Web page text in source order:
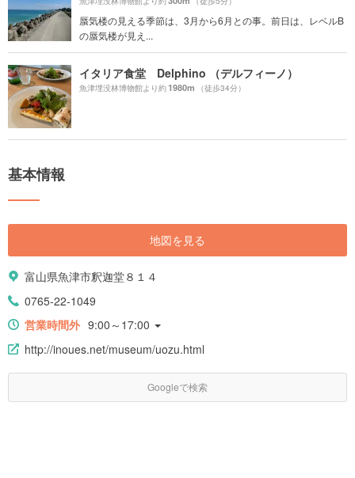
蜃気楼の見える季節は、3月から6月との事。前日は、レベルB
の蜃気楼が見え...
イタリア食堂 Delphino （デルフィーノ）
魚津埋没林博物館より約1980m （徒歩34分）
基本情報
地図を見る
富山県魚津市釈迦堂８１４
0765-22-1049
営業時間外 9:00～17:00
http://inoues.net/museum/uozu.html
Googleで検索